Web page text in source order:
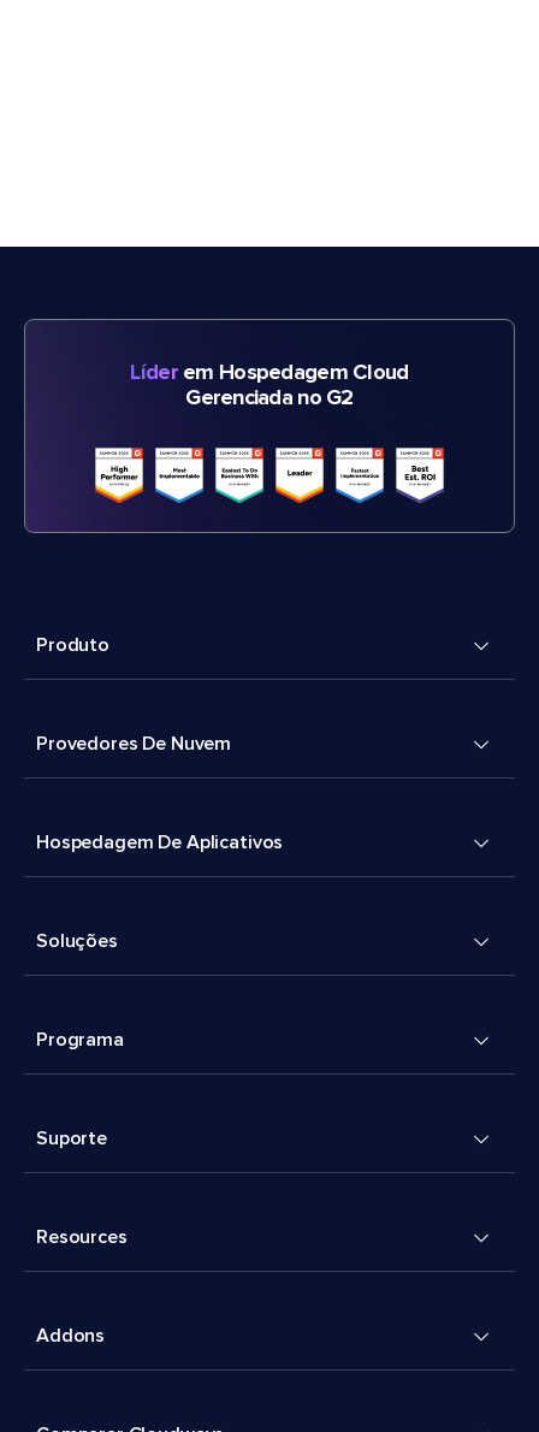
Líderem Hospedagem Cloud
Gerenciada no G2
Produto
Provedores De Nuvem
Hospedagem De Aplicativos
Soluções
Programa
Suporte
Resources
Addons